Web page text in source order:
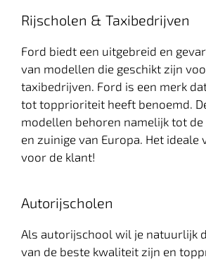
Rijscholen & Taxibedrijven
Ford biedt een uitgebreid en
van modellen die geschikt zijn
taxibedrijven. Ford is een merk
tot topprioriteit heeft benoemd.
modellen behoren namelijk tot
en zuinige van Europa. Het ideale
voor de klant!
Autorijscholen
Als autorijschool wil je natuurlijk
van de beste kwaliteit zijn en